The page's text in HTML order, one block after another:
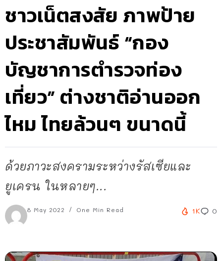
ชาวเน็ตสงสัย ภาพป้าย
ประชาสัมพันธ์ “กอง
บัญชาการตํารวจท่อง
เที่ยว” ต่างชาติอ่านออก
ไหม ไทยล้วนๆ ขนาดนี้
ด้วยภาวะสงครามระหว่างรัสเซียและ
ยูเครน ในหลายๆ...
8 May 2022 One Min Read 1K 0